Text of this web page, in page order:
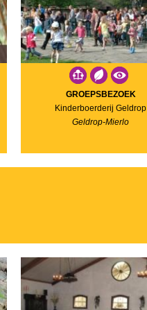
GROEPSBEZOEK
Kinderboerderij Geldrop
Geldrop-Mierlo